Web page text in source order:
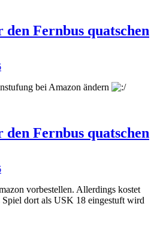
den Fernbus quatschen
bei Amazon ändern
den Fernbus quatschen
vorbestellen. Allerdings kostet
Spiel dort als USK 18 eingestuft wird